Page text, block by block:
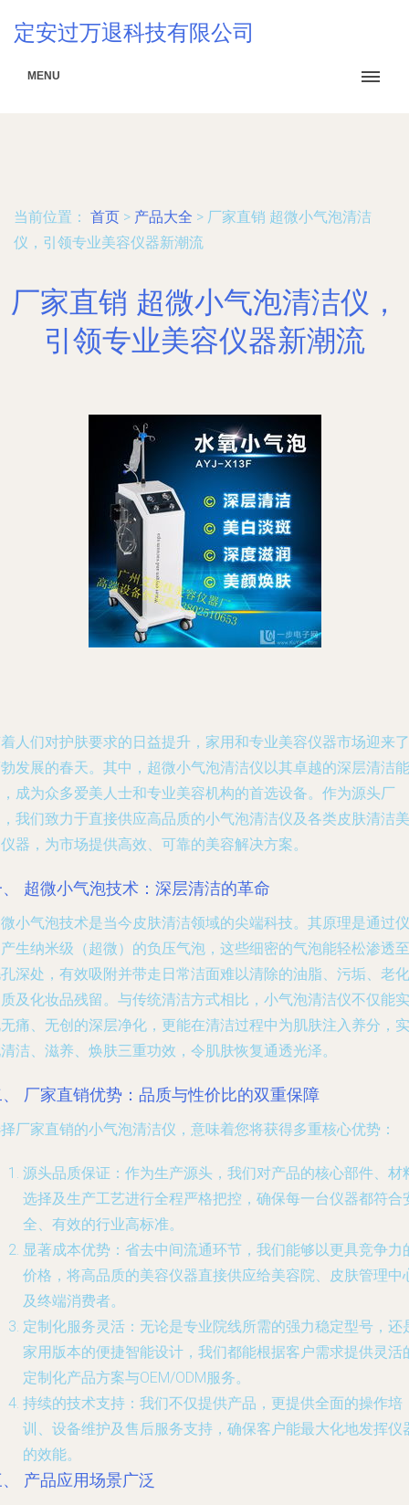
定安过万退科技有限公司
MENU
当前位置： 首页 > 产品大全 > 厂家直销 超微小气泡清洁
仪，引领专业美容仪器新潮流
厂家直销 超微小气泡清洁仪，
引领专业美容仪器新潮流
人们对护肤要求的日益提升，家用和专业美容仪器市场迎来了
发展的春天。其中，超微小气泡清洁仪以其卓越的深层清洁能
成为众多爱美人士和专业美容机构的首选设备。作为源头厂
我们致力于直接供应高品质的小气泡清洁仪及各类皮肤清洁美
器，为市场提供高效、可靠的美容解决方案。
超微小气泡技术：深层清洁的革命
小气泡技术是当今皮肤清洁领域的尖端科技。其原理是通过仪
生纳米级（超微）的负压气泡，这些细密的气泡能轻松渗透至
深处，有效吸附并带走日常洁面难以清除的油脂、污垢、老化
及化妆品残留。与传统清洁方式相比，小气泡清洁仪不仅能实
痛、无创的深层净化，更能在清洁过程中为肌肤注入养分，实
洁、滋养、焕肤三重功效，令肌肤恢复通透光泽。
厂家直销优势：品质与性价比的双重保障
厂家直销的小气泡清洁仪，意味着您将获得多重核心优势：
源头品质保证 ：作为生产源头，我们对产品的核心部件、材
选择及生产工艺进行全程严格把控，确保每一台仪器都符合
全、有效的行业高标准。
显著成本优势 ：省去中间流通环节，我们能够以更具竞争力
价格，将高品质的美容仪器直接供应给美容院、皮肤管理中
及终端消费者。
定制化服务灵活 ：无论是专业院线所需的强力稳定型号，还
家用版本的便捷智能设计，我们都能根据客户需求提供灵活
定制化产品方案与OEM/ODM服务。
持续的技术支持 ：我们不仅提供产品，更提供全面的操作培
训、设备维护及售后服务支持，确保客户能最大化地发挥仪
的效能。
产品应用场景广泛